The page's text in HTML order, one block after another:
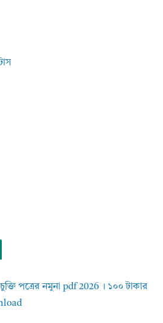
চুক্তি পত্রের নমুনা pdf 2026 । ১০০ টাকার